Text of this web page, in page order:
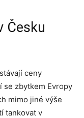
Česku
ceny
se zbytkem Evropy
mimo jiné výše
tankovat v